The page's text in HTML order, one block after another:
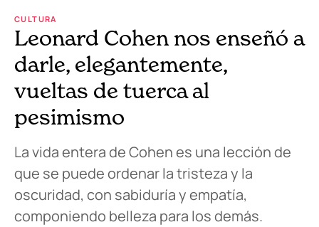
CULTURA
Leonard Cohen nos enseñó a
darle, elegantemente,
vueltas de tuerca al
pesimismo
La vida entera de Cohen es una lección de
que se puede ordenar la tristeza y la
oscuridad, con sabiduría y empatía,
componiendo belleza para los demás.